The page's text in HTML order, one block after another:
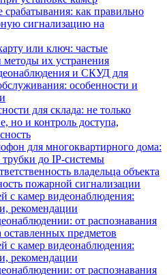
как правильно
сигнализацию на
или ключ: частые
методы их устранения
и СКУД для
особенности и
для склада: не только
но и контроль доступа,
для многоквартирного дома:
трубки до IP-системы
владельца объекта
пожарной сигнализации
с камер видеонаблюдения:
рекомендации
от распознавания
оставленных предметов
с камер видеонаблюдения:
рекомендации
от распознавания